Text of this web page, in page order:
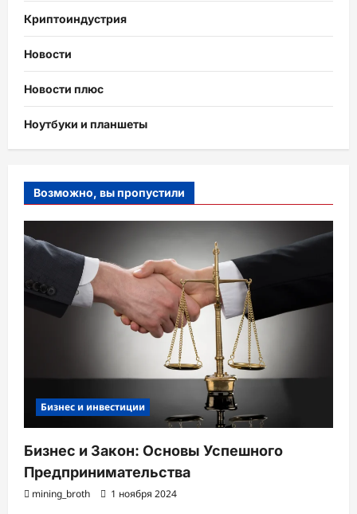
Криптоиндустрия
Новости
Новости плюс
Ноутбуки и планшеты
Возможно, вы пропустили
Бизнес и инвестиции
Бизнес и Закон: Основы Успешного
Предпринимательства
mining_broth 1 ноября 2024